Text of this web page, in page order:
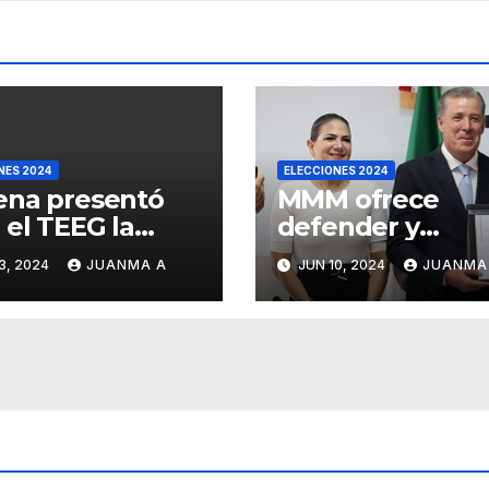
2024
presentó
TEEG la
de la
de
de
2024 JUANMA A
ELECCIONES 2024
MMM ofrece
defender y
fortalecer los
organismos
autónomos
JUN 10, 2024